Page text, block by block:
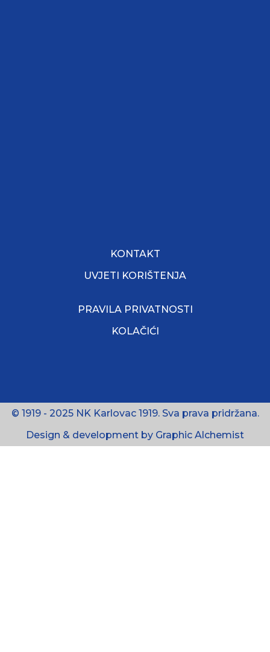
KONTAKT
UVJETI KORIŠTENJA
PRAVILA PRIVATNOSTI
KOLAČIĆI
© 1919 - 2025 NK Karlovac 1919. Sva prava pridržana.
Design & development by Graphic Alchemist